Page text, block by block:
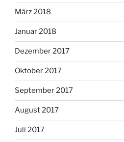
März 2018
Januar 2018
Dezember 2017
Oktober 2017
September 2017
August 2017
Juli 2017